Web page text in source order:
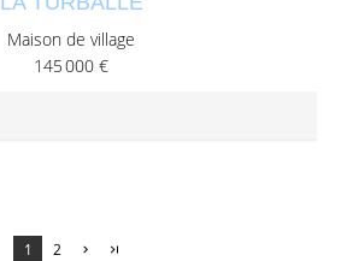
Maison de village
145 000 €
1 2